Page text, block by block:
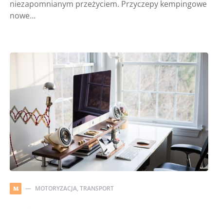
niezapomnianym przeżyciem. Przyczepy kempingowe
nowe…
M MOTORYZACJA, TRANSPORT